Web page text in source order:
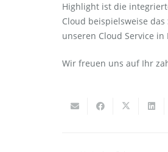
Highlight ist die
Cloud beispielsweise
unseren Cloud Service
Wir freuen uns auf Ihr